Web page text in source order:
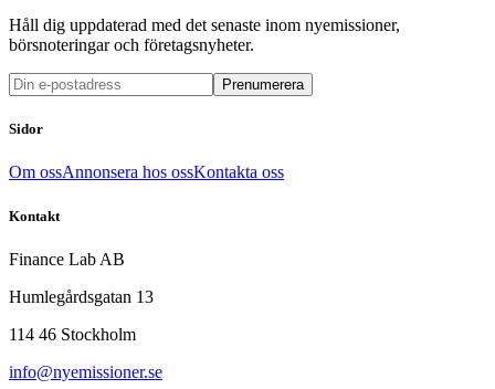
Håll dig uppdaterad med det senaste inom nyemissioner,
börsnoteringar och företagsnyheter.
Prenumerera
Sidor
Om ossAnnonsera hos ossKontakta oss
Kontakt
Finance Lab AB
Humlegårdsgatan 13
114 46 Stockholm
info@nyemissioner.se